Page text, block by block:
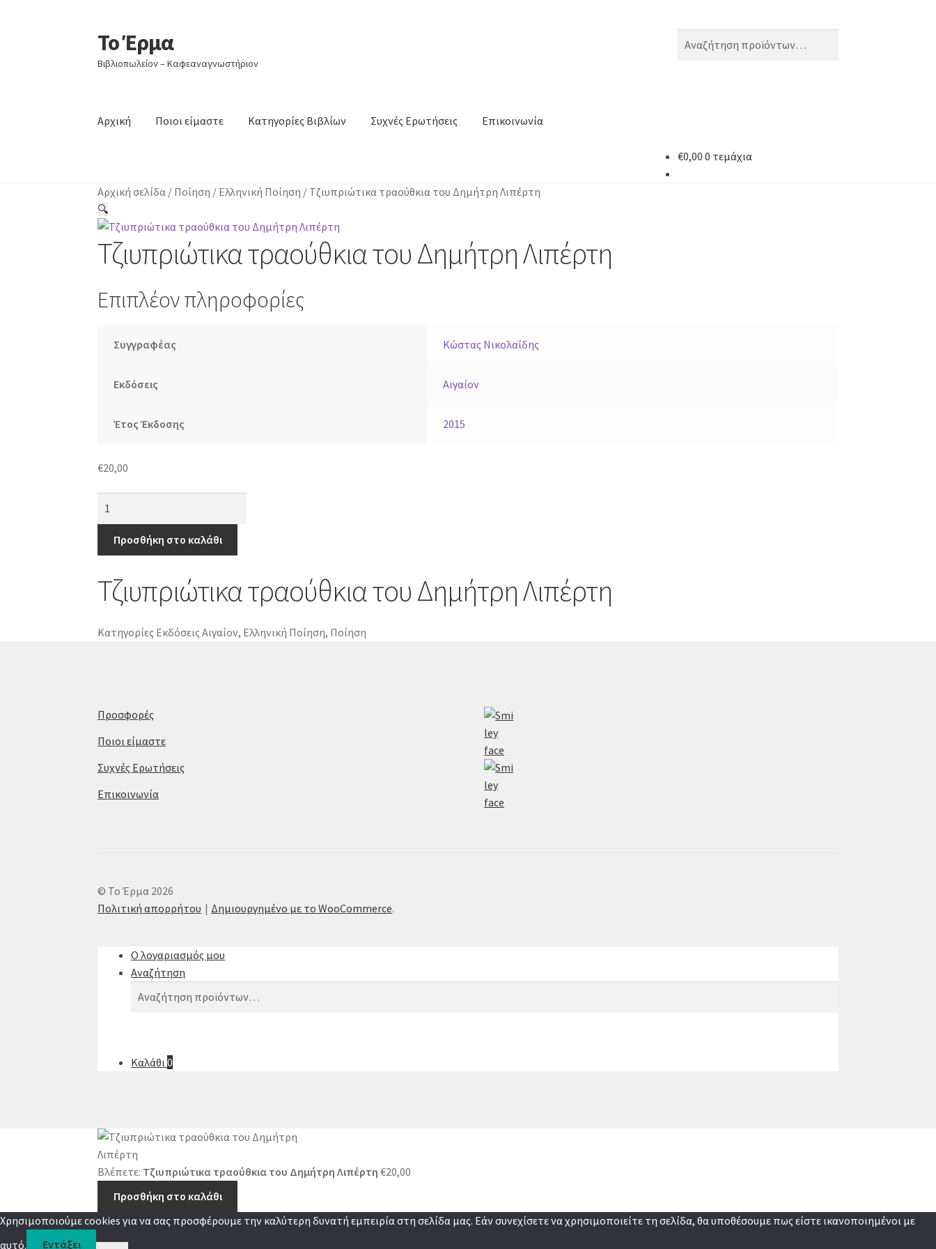
Απευθείας
μετάβαση
στην
Μετάβαση
σε
περιεχόμενο
Το Έρμα
Βιβλιοπωλείον – Καφεαναγνωστήριον
Αναζήτηση
Αναζήτηση
Αρχική Ποιοι είμαστε Κατηγορίες Βιβλίων Συχνές Ερωτήσεις Επικοινωνία
€0,00 0 τεμάχια
Αρχική σελίδα / Ποίηση / Ελληνική Ποίηση / Τζιυπριώτικα τραούθκια του Δημήτρη Λιπέρτη
🔍
Τζιυπριώτικα τραούθκια του Δημήτρη Λιπέρτη
Επιπλέον πληροφορίες
Συγγραφέας Κώστας Νικολαΐδης
Εκδόσεις Αιγαίον
Έτος Έκδοσης 2015
€20,00
του
Δημήτρη
ποσότητα
Προσθήκη στο καλάθι
Τζιυπριώτικα τραούθκια του Δημήτρη Λιπέρτη
Κατηγορίες Εκδόσεις Αιγαίον, Ελληνική Ποίηση, Ποίηση
Προσφορές
Ποιοι είμαστε
Συχνές Ερωτήσεις
Επικοινωνία
© Το Έρμα 2026
Πολιτική απορρήτου
Δημιουργημένο με το WooCommerce.
Ο λογαριασμός μου
Αναζήτηση
Αναζήτηση
Αναζήτηση
Καλάθι0
Βλέπετε: Τζιυπριώτικα τραούθκια του Δημήτρη Λιπέρτη €20,00
Προσθήκη στο καλάθι
Χρησιμοποιούμε cookies για να σας προσφέρουμε την καλύτερη δυνατή εμπειρία στη σελίδα μας. Εάν συνεχίσετε να χρησιμοποιείτε τη σελίδα, θα υποθέσουμε πως είστε ικανοποιημένοι με
αυτό.
Εντάξει